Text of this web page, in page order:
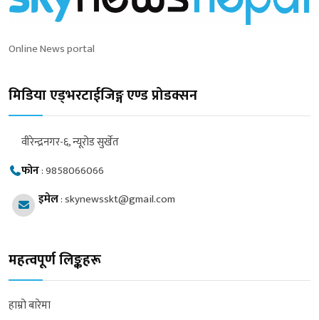
Online News portal
मिडिया एड्भरटाईजिङ्ग एण्ड प्रोडक्सन
वीरेन्द्रनगर-६, न्यूरोड सुर्खेत
फोन:9858066066
इमेल:skynewsskt@gmail.com
महत्वपूर्ण लिङ्कहरू
हाम्रो बारेमा